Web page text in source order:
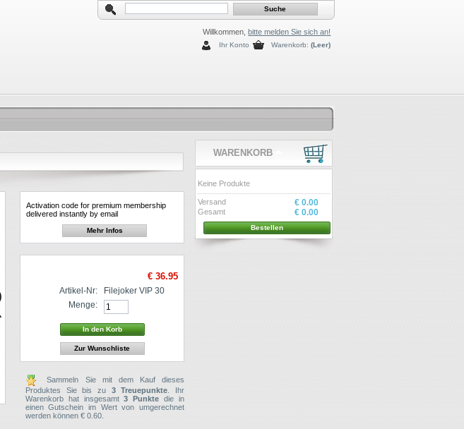
Willkommen,bitte melden Sie sich an!
Warenkorb: (Leer)
Ihr Konto
Activation code for premium membership
delivered instantly by email
Mehr Infos
€ 36.95
Artikel-Nr:
Filejoker VIP 30
Menge:
Zur Wunschliste
Sammeln Sie mit dem Kauf dieses
Produktes Sie bis zu 3Treuepunkte . Ihr
Warenkorb hat insgesamt3 Punkte die in
einen Gutschein im Wert von umgerechnet
werden können € 0.60.
WARENKORB
Keine Produkte
Versand € 0.00
Gesamt € 0.00
Bestellen